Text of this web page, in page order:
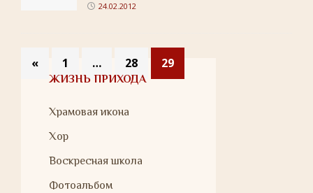
24.02.2012
« 1 … 28 29
ЖИЗНЬ ПРИХОДА
Храмовая икона
Хор
Воскресная школа
Фотоальбом